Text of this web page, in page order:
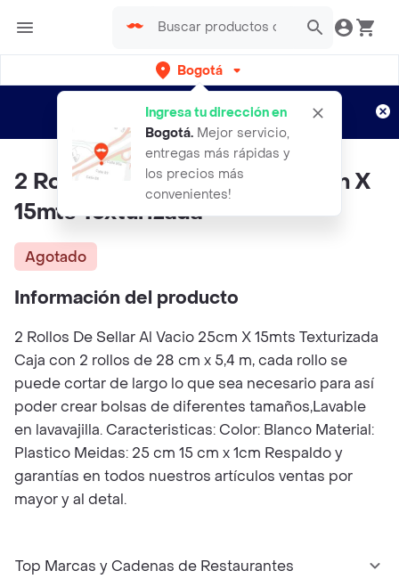
Bogotá
Ingresa tu dirección en
Bogotá. Mejor servicio,
entregas más rápidas y
los precios más
convenientes!
envíos gratis por semanas
Aplican TyC
2 Rollos De Sellar Al Vacio 25cm X
15mts Texturizada
Agotado
Información del producto
2 Rollos De Sellar Al Vacio 25cm X 15mts Texturizada
Caja con 2 rollos de 28 cm x 5,4 m, cada rollo se
puede cortar de largo lo que sea necesario para así
poder crear bolsas de diferentes tamaños,Lavable
en lavavajilla. Caracteristicas: Color: Blanco Material:
Plastico Meidas: 25 cm 15 cm x 1cm Respaldo y
garantías en todos nuestros artículos ventas por
mayor y al detal.
Top Marcas y Cadenas de Restaurantes